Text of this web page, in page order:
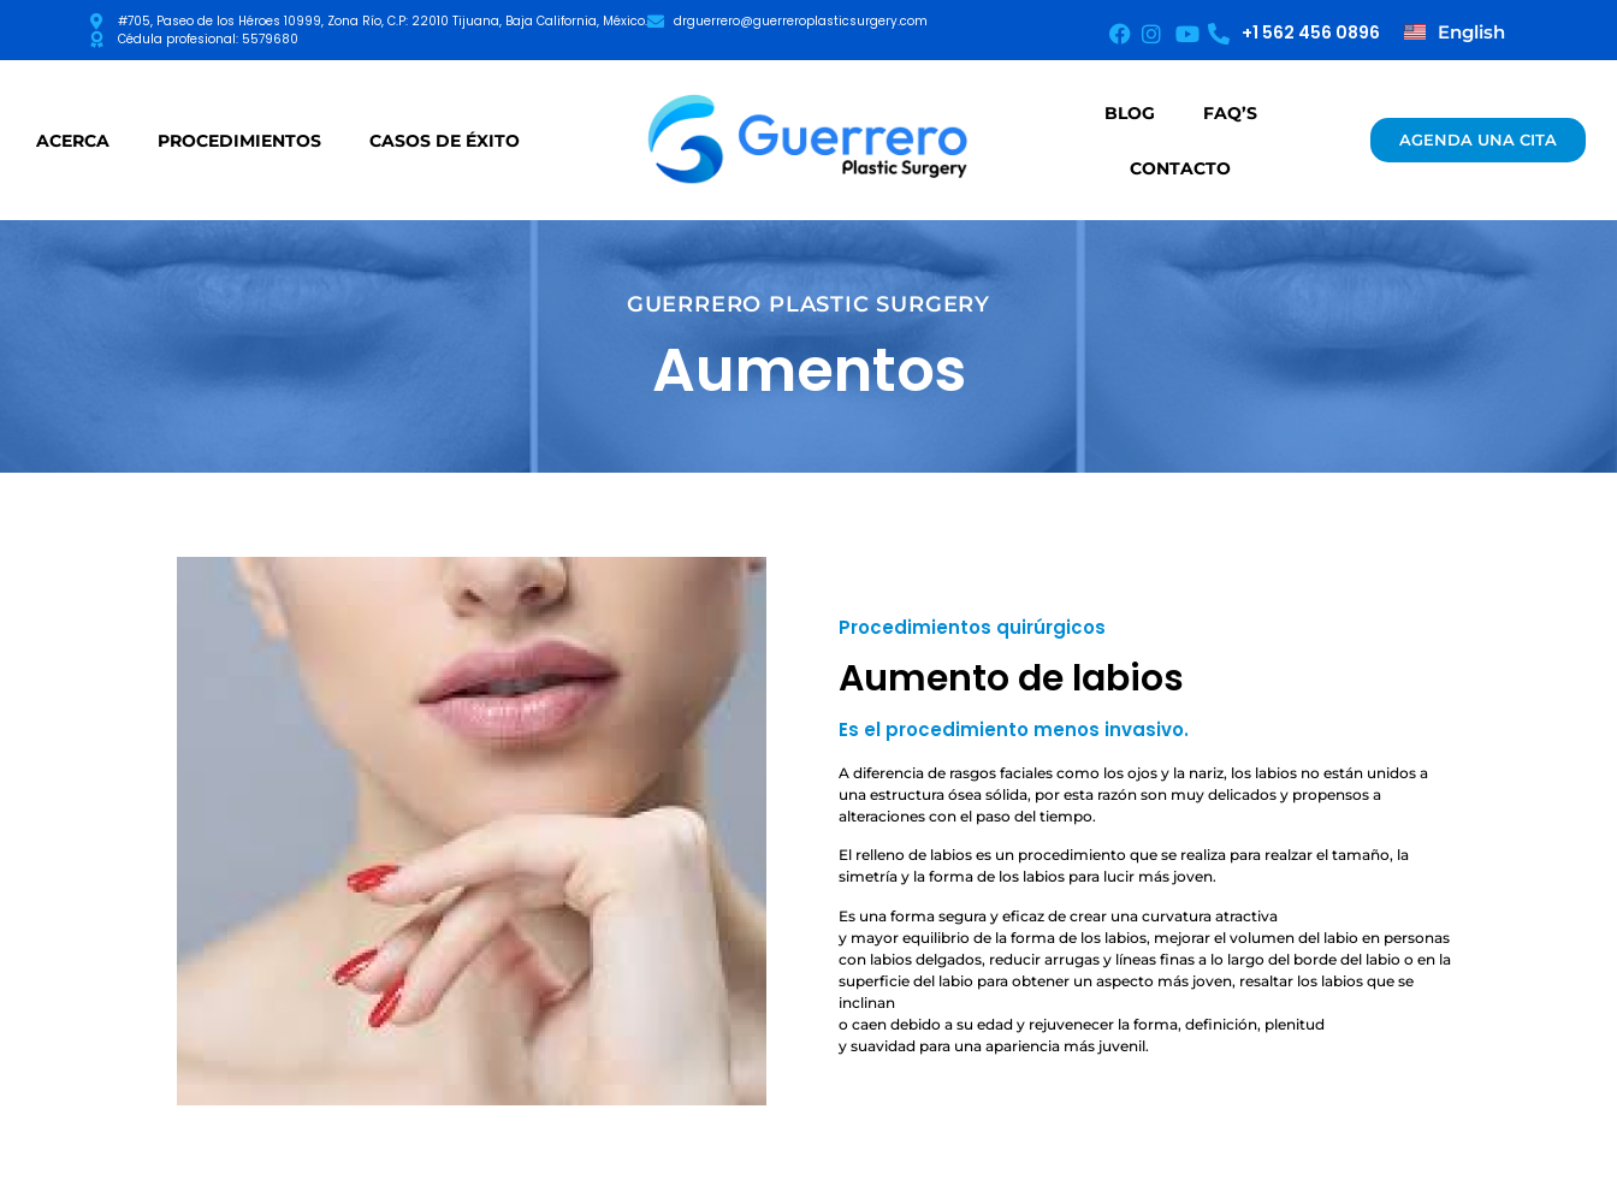
#705, Paseo de los Héroes 10999, Zona Río, C.P: 22010 Tijuana, Baja California, México.
drguerrero@guerreroplasticsurgery.com
Cédula profesional: 5579680
+1 562 456 0896 English
ACERCA PROCEDIMIENTOS CASOS DE ÉXITO
BLOG FAQ’S
CONTACTO
AGENDA UNA CITA
GUERRERO PLASTIC SURGERY
Aumentos
Procedimientos quirúrgicos
Aumento de labios
Es el procedimiento menos invasivo.
A diferencia de rasgos faciales como los ojos y la nariz, los labios no están unidos a
una estructura ósea sólida, por esta razón son muy delicados y propensos a
alteraciones con el paso del tiempo.
El relleno de labios es un procedimiento que se realiza para realzar el tamaño, la
simetría y la forma de los labios para lucir más joven.
Es una forma segura y eficaz de crear una curvatura atractiva
y mayor equilibrio de la forma de los labios, mejorar el volumen del labio en personas
con labios delgados, reducir arrugas y líneas finas a lo largo del borde del labio o en la
superficie del labio para obtener un aspecto más joven, resaltar los labios que se
inclinan
o caen debido a su edad y rejuvenecer la forma, definición, plenitud
y suavidad para una apariencia más juvenil.